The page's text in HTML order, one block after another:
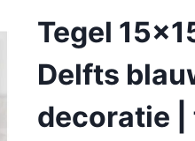
Tegel
Delfts
decoratie